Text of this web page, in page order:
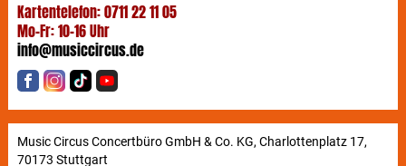
Kartentelefon: 0711 22 11 05
Mo-Fr: 10-16 Uhr
info@musiccircus.de
Music Circus Concertbüro GmbH & Co. KG, Charlottenplatz 17,
70173 Stuttgart